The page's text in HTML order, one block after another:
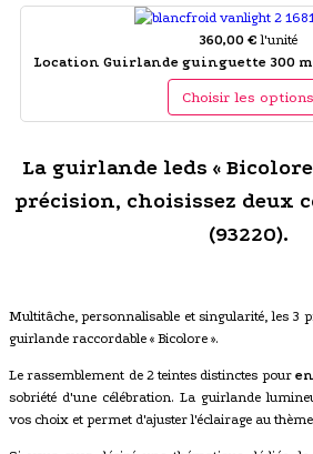
360,00 € l'unité
Location Guirlande guinguette 300
Choisir les options
La guirlande leds «
précision, choisissez deux
(93220).
Multitâche, personnalisable et singularité, les 3
guirlande raccordable « Bicolore ».
Le rassemblement de 2 teintes distinctes pour
sobriété d'une célébration. La guirlande
vos choix et permet d'ajuster l'éclairage au